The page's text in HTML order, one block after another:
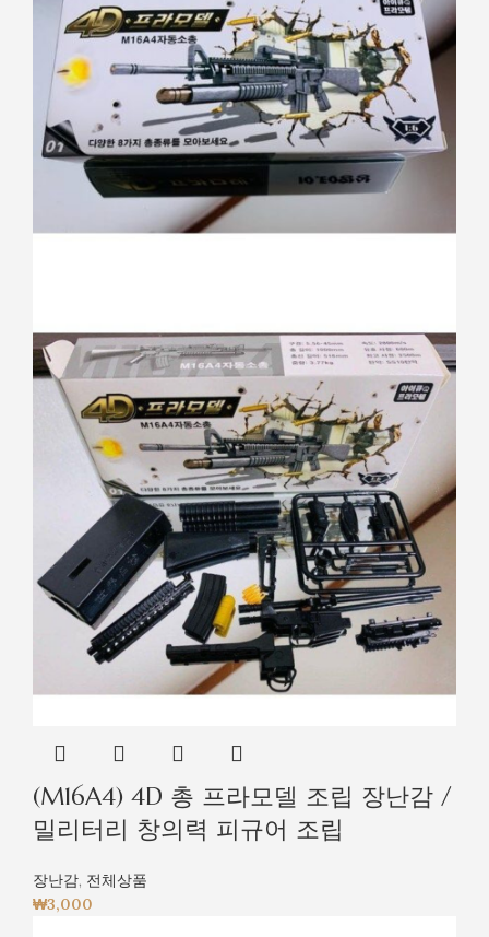
(M16A4) 4D 총 프라모델 조립 장난감 /
밀리터리 창의력 피규어 조립
장난감, 전체상품
₩3,000